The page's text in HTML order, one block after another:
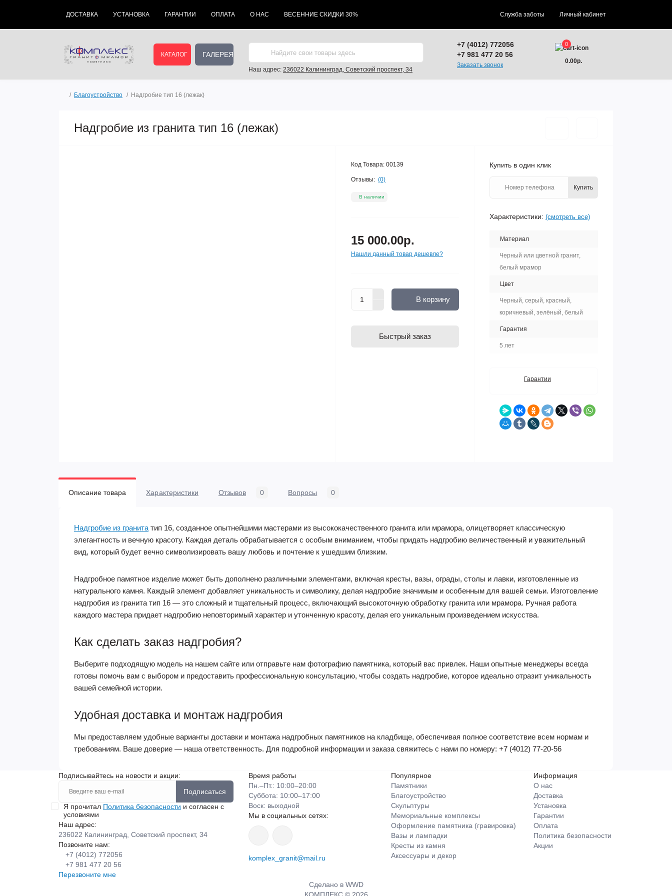
ДОСТАВКА УСТАНОВКА ГАРАНТИИ ОПЛАТА О НАС ВЕСЕННИЕ СКИДКИ 30% Служба заботы Личный кабинет
КАТАЛОГ ГАЛЕРЕЯ
Наш адрес: 236022 Калининград, Советский проспект, 34
+7 (4012) 772056
+7 981 477 20 56
Заказать звонок
0
0.00р.
Благоустройство Надгробие тип 16 (лежак)
Надгробие из гранита тип 16 (лежак)
Код Товара: 00139
Отзывы: (0)
В наличии
15 000.00р.
Нашли данный товар дешевле?
В корзину
Быстрый заказ
Купить в один клик
Купить
Характеристики: (смотреть все)
Материал
Черный или цветной гранит,
белый мрамор
Цвет
Черный, серый, красный,
коричневый, зелёный, белый
Гарантия
5 лет
Гарантии
Описание товара Характеристики Отзывов 0 Вопросы 0
Надгробие из гранита тип 16, созданное опытнейшими мастерами из высококачественного гранита или мрамора, олицетворяет классическую
элегантность и вечную красоту. Каждая деталь обрабатывается с особым вниманием, чтобы придать надгробию величественный и уважительный
вид, который будет вечно символизировать вашу любовь и почтение к ушедшим близким.
Надгробное памятное изделие может быть дополнено различными элементами, включая кресты, вазы, ограды, столы и лавки, изготовленные из
натурального камня. Каждый элемент добавляет уникальность и символику, делая надгробие значимым и особенным для вашей семьи. Изготовление
надгробия из гранита тип 16 — это сложный и тщательный процесс, включающий высокоточную обработку гранита или мрамора. Ручная работа
каждого мастера придает надгробию неповторимый характер и утонченную красоту, делая его уникальным произведением искусства.
Как сделать заказ надгробия?
Выберите подходящую модель на нашем сайте или отправьте нам фотографию памятника, который вас привлек. Наши опытные менеджеры всегда
готовы помочь вам с выбором и предоставить профессиональную консультацию, чтобы создать надгробие, которое идеально отразит уникальность
вашей семейной истории.
Удобная доставка и монтаж надгробия
Мы предоставляем удобные варианты доставки и монтажа надгробных памятников на кладбище, обеспечивая полное соответствие всем нормам и
требованиям. Ваше доверие — наша ответственность. Для подробной информации и заказа свяжитесь с нами по номеру: +7 (4012) 77-20-56
Подписывайтесь на новости и акции:
Подписаться
Я прочитал Политика безопасности и согласен с
условиями
Наш адрес:
236022 Калининград, Советский проспект, 34
Позвоните нам:
+7 (4012) 772056
+7 981 477 20 56
Перезвоните мне
Время работы
Пн.–Пт.: 10:00–20:00​​
Суббота: 10:00–17:00
​Воск: выходной
Мы в социальных сетях:
komplex_granit@mail.ru
Популярное
Памятники
Благоустройство
Скульптуры
Мемориальные комплексы
Оформление памятника (гравировка)
Вазы и лампадки
Кресты из камня
Аксессуары и декор
Информация
О нас
Доставка
Установка
Гарантии
Оплата
Политика безопасности
Акции
Сделано в WWD